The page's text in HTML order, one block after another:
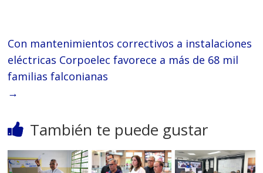
Con mantenimientos correctivos a instalaciones
eléctricas Corpoelec favorece a más de 68 mil
familias falconianas
→
También te puede gustar